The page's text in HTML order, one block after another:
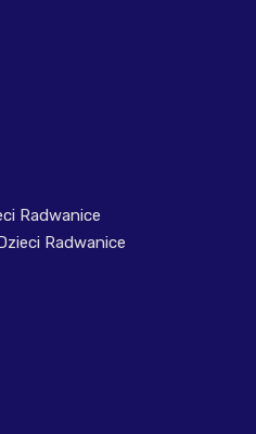
Radwanice
Radwanice